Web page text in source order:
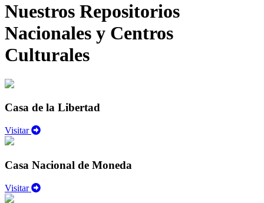
Nuestros Repositorios
Nacionales y Centros
Culturales
Casa de la Libertad
Visitar
Casa Nacional de Moneda
Visitar